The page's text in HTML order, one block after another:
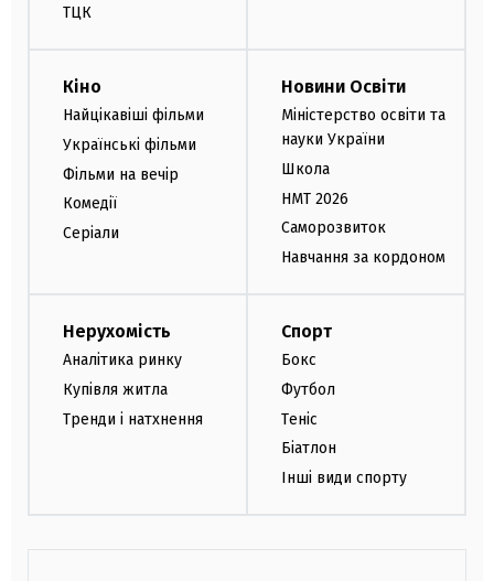
ТЦК
Кіно
Найцікавіші фільми
Українські фільми
Фільми на вечір
Комедії
Серіали
Новини Освіти
Міністерство освіти та
науки України
Школа
НМТ 2026
Саморозвиток
Навчання за кордоном
Нерухомість
Аналітика ринку
Купівля житла
Тренди і натхнення
Спорт
Бокс
Футбол
Теніс
Біатлон
Інші види спорту